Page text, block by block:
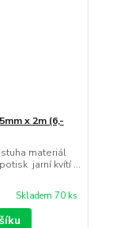
x 2m (6,-
materiál
jarní kvítí ...
Skladem 70 ks